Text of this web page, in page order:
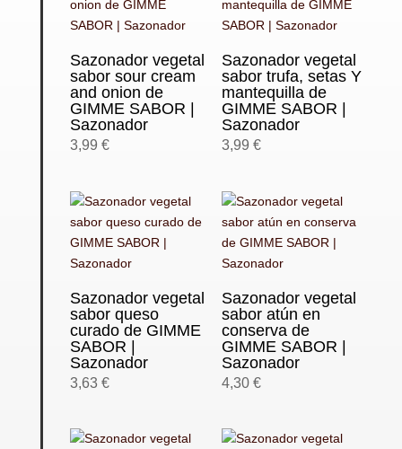
Sazonador vegetal
sabor sour cream
and onion de
GIMME SABOR |
Sazonador
3,99 €
Sazonador vegetal
sabor trufa, setas Y
mantequilla de
GIMME SABOR |
Sazonador
3,99 €
Sazonador vegetal
sabor queso
curado de GIMME
SABOR |
Sazonador
3,63 €
Sazonador vegetal
sabor atún en
conserva de
GIMME SABOR |
Sazonador
4,30 €